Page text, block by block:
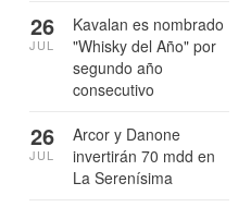
Kavalan es nombrado
"Whisky del Año" por
segundo año
consecutivo
26
JUL
Arcor y Danone
invertirán 70 mdd en
La Serenísima
26
JUL